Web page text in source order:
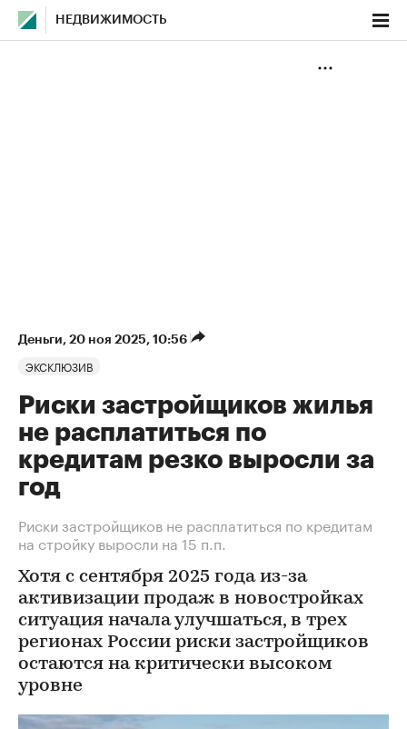
НЕДВИЖИМОСТЬ
Деньги⁠, 20 ноя 2025, 10:56
ЭКСКЛЮЗИВ
Риски застройщиков жилья
не расплатиться по
кредитам резко выросли за
год
Риски застройщиков не расплатиться по кредитам
на стройку выросли на 15 п.п.
Хотя c сентября 2025 года из-за
активизации продаж в новостройках
ситуация начала улучшаться, в трех
регионах России риски застройщиков
остаются на критически высоком
уровне